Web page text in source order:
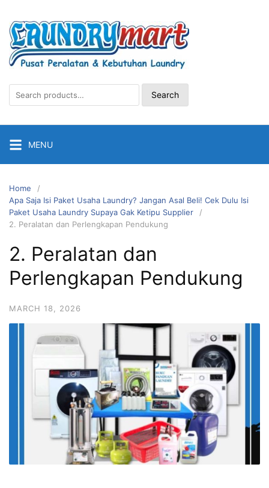
content
Search
for:
Search
MENU
Home
Apa Saja Isi Paket Usaha Laundry? Jangan Asal Beli! Cek Dulu Isi
Paket Usaha Laundry Supaya Gak Ketipu Supplier
2. Peralatan dan Perlengkapan Pendukung
2. Peralatan dan
Perlengkapan Pendukung
MARCH 18, 2026